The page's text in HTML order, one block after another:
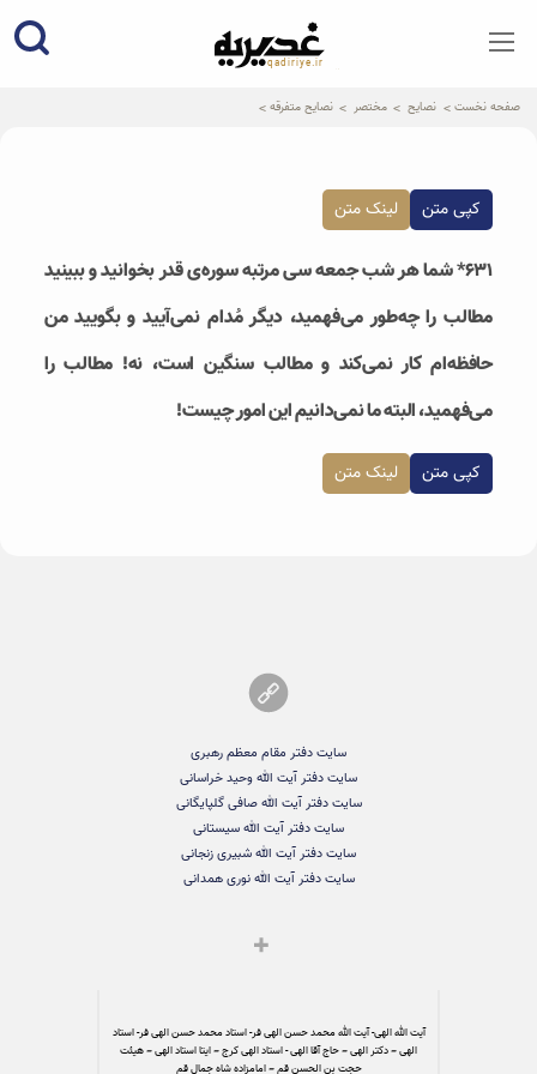
qadiriye.ir
نشریه ی غدیریه-بیانات استاد
صفحه نخست نصایح مختصر نصایح متفرقه
کپی متن لینک متن
۶۳۱* شما هر شب جمعه سی مرتبه سوره‌ی قدر بخوانید و ببینید
مطالب را چه‌طور می‌فهمید، دیگر مُدام نمی‌آیید و بگویید من
حافظه‌ام کار نمی‌کند و مطالب سنگین است، نه! مطالب را
می‌فهمید، البته ما نمی‌دانیم این‌ امور چیست!
کپی متن لینک متن
سایت دفتر مقام معظم رهبری
سایت دفتر آیت الله وحید خراسانی
سایت دفتر آیت الله صافی گلپایگانی
سایت دفتر آیت الله سیستانی
سایت دفتر آیت الله شبیری زنجانی
سایت دفتر آیت الله نوری همدانی
آیت الله الهی- آیت الله محمد حسن الهی فر- استاد محمد حسن الهی فر- استاد
الهی – دکتر الهی – حاج آقا الهی - استاد الهی کرج – ایتا استاد الهی – هیئت
حجت بن الحسن قم – امامزاده شاه جمال قم